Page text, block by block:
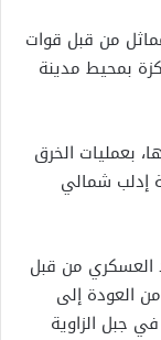
من قبل قوات
بمحيط مدينة
بعمليات الخرق
إدلب شمالي
العسكري من قبل
العودة إلى
جبل الزاوية